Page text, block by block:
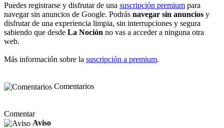
Puedes registrarse y disfrutar de una suscripción premium para
navegar sin anuncios de Google. Podrás navegar sin anuncios y
disfrutar de una experiencia limpia, sin interrupciones y segura
sabiendo que desde La Noción no vas a acceder a ninguna otra
web.
Más información sobre la suscripción a premium.
Comentarios
Comentar
Aviso